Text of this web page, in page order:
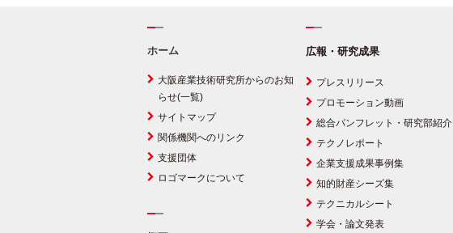
ホーム
大阪産業技術研究所からのお知
らせ(一覧)
サイトマップ
関係機関へのリンク
支援団体
ロゴマークについて
広報・研究成果
プレスリリース
プロモーション動画
総合パンフレット・研究部紹介
テクノレポート
企業支援成果事例集
知的財産シーズ集
テクニカルシート
学会・論文発表